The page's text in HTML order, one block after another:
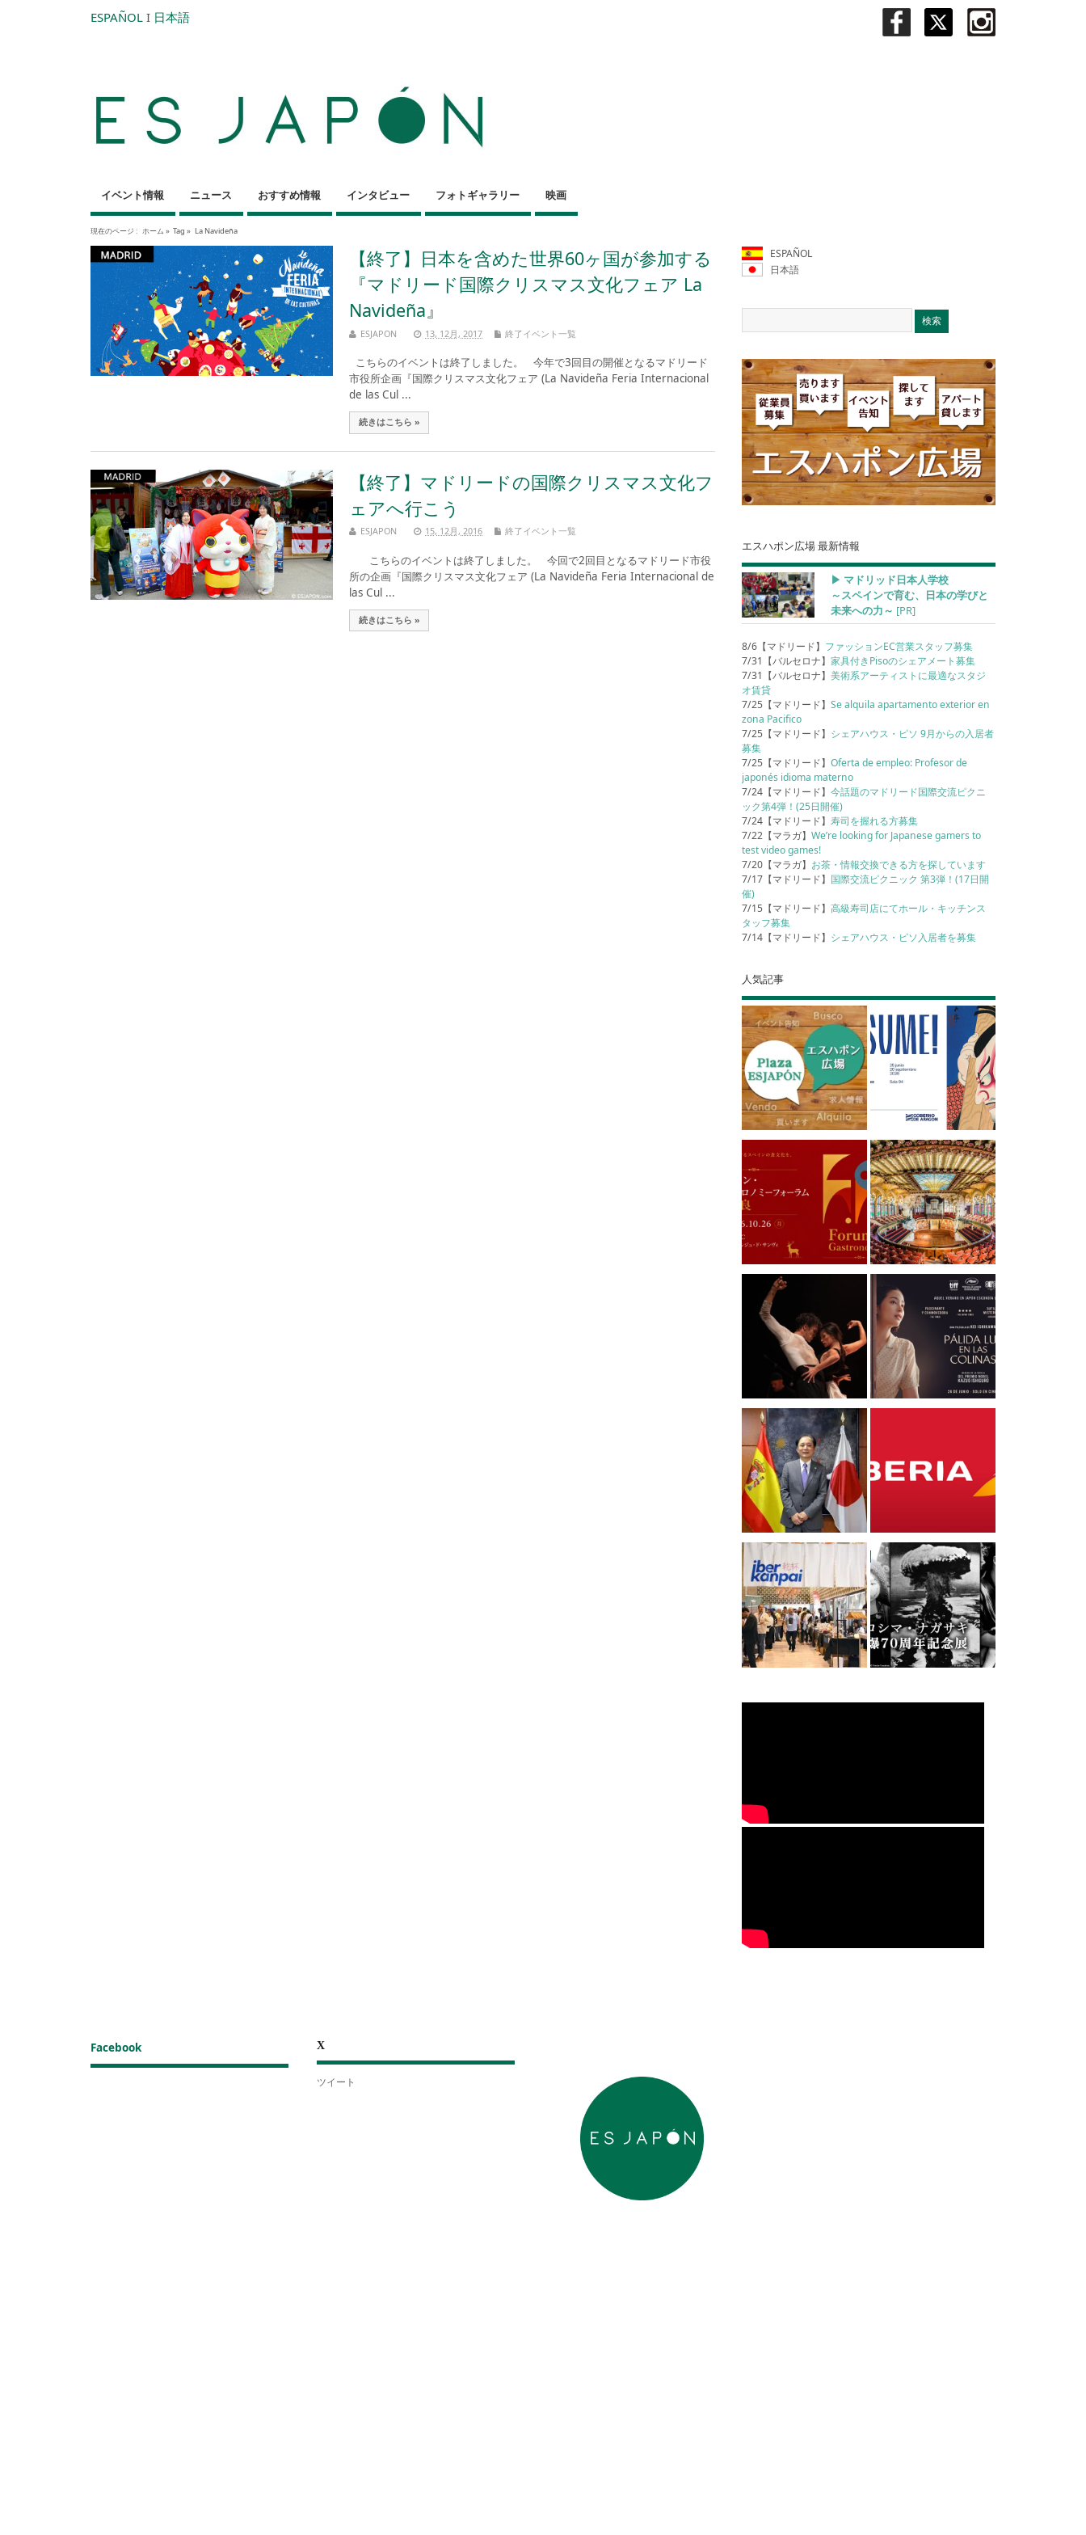
ESPAÑOL I 日本語
イベント情報 ニュース おすすめ情報 インタビュー フォトギャラリー 映画
現在のページ : ホーム » Tag » La Navideña
【終了】日本を含めた世界60ヶ国が参加する
『マドリード国際クリスマス文化フェア La
Navideña』
ESJAPON 13, 12月, 2017 終了イベント一覧
こちらのイベントは終了しました。 今年で3回目の開催となるマドリード
市役所企画『国際クリスマス文化フェア (La Navideña Feria Internacional
de las Cul ...
続きはこちら »
【終了】マドリードの国際クリスマス文化フ
ェアへ行こう
ESJAPON 15, 12月, 2016 終了イベント一覧
こちらのイベントは終了しました。 今回で2回目となるマドリード市役
所の企画『国際クリスマス文化フェア (La Navideña Feria Internacional de
las Cul ...
続きはこちら »
ESPAÑOL
日本語
エスハポン広場 最新情報
▶︎ マドリッド日本人学校
～スペインで育む、日本の学びと
未来への力～ [PR]
8/6【マドリード】 ファッションEC営業スタッフ募集
7/31【バルセロナ】家具付きPisoのシェアメート募集
7/31【バルセロナ】美術系アーティストに最適なスタジ
オ賃貸
7/25【マドリード】Se alquila apartamento exterior en
zona Pacifico
7/25【マドリード】 シェアハウス・ピソ 9月からの入居者
募集
7/25【マドリード】Oferta de empleo: Profesor de
japonés idioma materno
7/24【マドリード】今話題のマドリード国際交流ピクニ
ック第4弾！(25日開催)
7/24【マドリード】寿司を握れる方募集
7/22【マラガ】We’re looking for Japanese gamers to
test video games!
7/20【マラガ】 お茶・情報交換できる方を探しています
7/17【マドリード】 国際交流ピクニック 第3弾！(17日開
催)
7/15【マドリード】高級寿司店にてホール・キッチンス
タッフ募集
7/14【マドリード】 シェアハウス・ピソ入居者を募集
人気記事
Facebook X
ツイート